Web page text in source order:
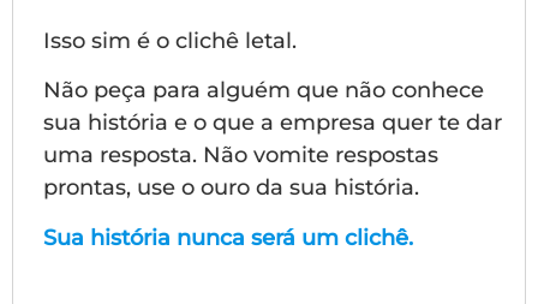
Isso sim é o clichê letal.
Não peça para alguém que não conhece
sua história e o que a empresa quer te dar
uma resposta. Não vomite respostas
prontas, use o ouro da sua história.
Sua história nunca será um clichê.